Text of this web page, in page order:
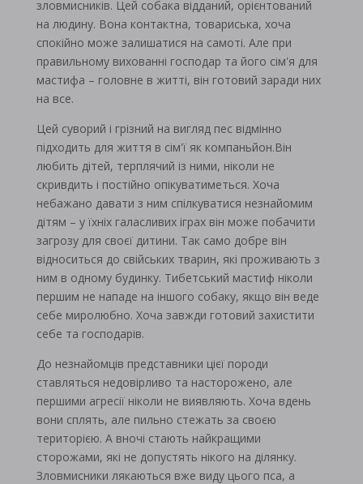
зловмисників. Цей собака відданий, орієнтований
на людину. Вона контактна, товариська, хоча
спокійно може залишатися на самоті. Але при
правильному вихованні господар та його сім'я для
мастифа – головне в житті, він готовий заради них
на все.
Цей суворий і грізний на вигляд пес відмінно
підходить для життя в сім'ї як компаньйон.Він
любить дітей, терплячий із ними, ніколи не
скривдить і постійно опікуватиметься. Хоча
небажано давати з ним спілкуватися незнайомим
дітям – у їхніх галасливих іграх він може побачити
загрозу для своєї дитини. Так само добре він
відноситься до свійських тварин, які проживають з
ним в одному будинку. Тибетський мастиф ніколи
першим не нападе на іншого собаку, якщо він веде
себе миролюбно. Хоча завжди готовий захистити
себе та господарів.
До незнайомців представники цієї породи
ставляться недовірливо та насторожено, але
першими агресії ніколи не виявляють. Хоча вдень
вони сплять, але пильно стежать за своєю
територією. А вночі стають найкращими
сторожами, які не допустять нікого на ділянку.
Зловмисники лякаються вже виду цього пса, а